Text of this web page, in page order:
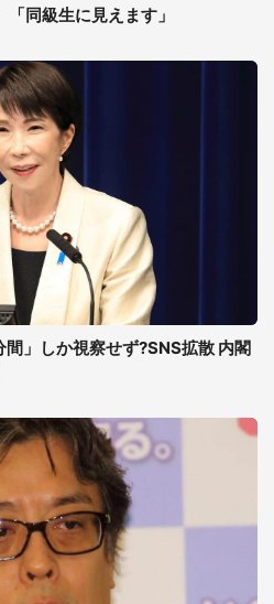
同級生に見えます」
」しか視察せず?SNS拡散 内閣